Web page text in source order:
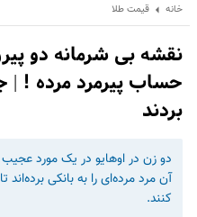
خانه قیمت طلا
نقشه بی شرمانه دو
حساب پیرمرد مرده ! |
بردند
دو زن در اوهایو در یک مورد عجیب
کنند.